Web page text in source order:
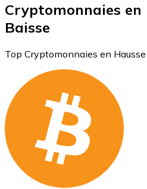
Cryptomonnaies en
Baisse
Top Cryptomonnaies en Hausse